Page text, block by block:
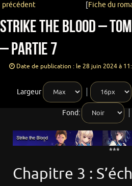
précédent
[Fiche du
Strike the Blood –
– Partie 7
Date de publication : le 28 juin 2024 à
Largeur
Fond:
***
Chapitre 3 :